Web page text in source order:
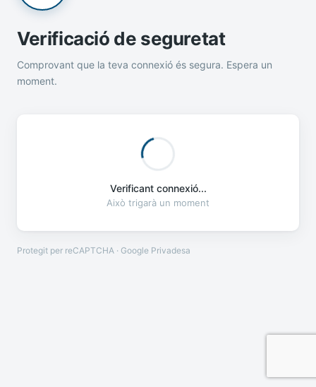
Verificació de seguretat
Comprovant que la teva connexió és segura. Espera un
moment.
Verificant connexió...
Això trigarà un moment
Protegit per reCAPTCHA · Google Privadesa